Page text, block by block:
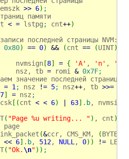
>> 6) ;
памяти
< = lstpg ; cnt++)
последней страницы NVM:
0x80) == 0) && (cnt == (UINT)
nvmsign
[8] = { 'A' , 'n' , 'y'
nsz, tb
= romi & 0x7F;
значение последней
= 1 ; nsz != 5; nsz++, tb >>=
7] = nsz ;
[ (cnt < < 6) 63] . b,
( "Page %u writing... ") , cnt)
(&ccr, CMS_KM, (BYTE
<< 6] . b, 512, NULL , 0) ) !=
( "Ok. \n") ) ;